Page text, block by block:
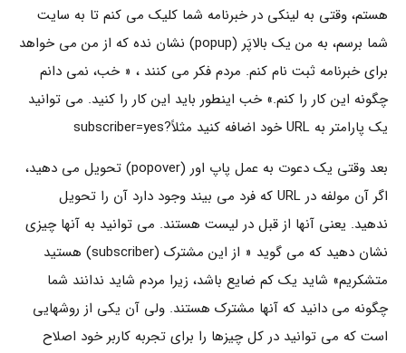
هستم، وقتی به لینکی در خبرنامه شما کلیک می کنم تا به سایت
شما برسم، به من یک بالاپَر (popup) نشان نده که از من می خواهد
برای خبرنامه ثبت نام کنم. مردم فکر می کنند ، « خب، نمی دانم
چگونه این کار را کنم.» خب اینطور باید این کار را کنید. می توانید
یک پارامتر به URL خود اضافه کنید مثلاً?subscriber=yes
بعد وقتی یک دعوت به عمل پاپ اور (popover) تحویل می دهید،
اگر آن مولفه در URL که فرد می بیند وجود دارد آن را تحویل
ندهید. یعنی آنها از قبل در لیست هستند. می توانید به آنها چیزی
نشان دهید که می گوید « از این مشترک (subscriber) هستید
متشکریم» شاید یک کم ضایع باشد، زیرا مردم شاید ندانند شما
چگونه می دانید که آنها مشترک هستند. ولی آن یکی از روشهایی
است که می توانید در کل چیزها را برای تجربه کاربر خود اصلاح